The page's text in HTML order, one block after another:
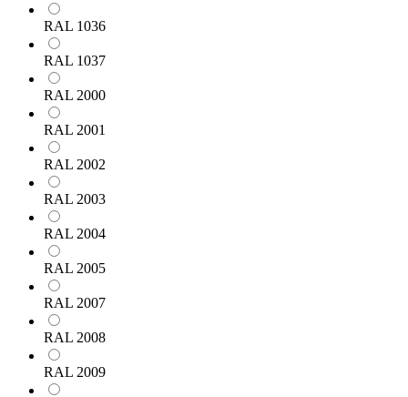
RAL 1036
RAL 1037
RAL 2000
RAL 2001
RAL 2002
RAL 2003
RAL 2004
RAL 2005
RAL 2007
RAL 2008
RAL 2009